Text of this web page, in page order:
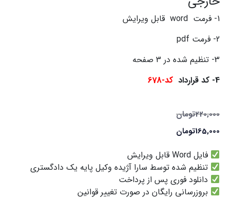
1- فرمت word قابل ویرایش
2- فرمت pdf
3- تنظیم شده در 3 صفحه
4- کد قرارداد کد-678
220,000تومان
165,000تومان
فایل Word قابل ویرایش
تنظیم شده توسط سارا آژیده وکیل پایه یک دادگستری
دانلود فوری پس از پرداخت
بروزرسانی رایگان در صورت تغییر قوانین